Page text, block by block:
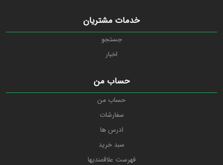
خدمات مشتریان
جستجو
اخبار
حساب من
حساب من
سفارشات
ادرس ها
سبد خرید
فهرست علاقمندیها